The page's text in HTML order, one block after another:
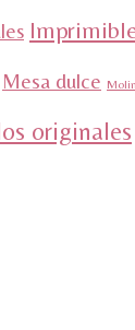
Mesa dulce
originales